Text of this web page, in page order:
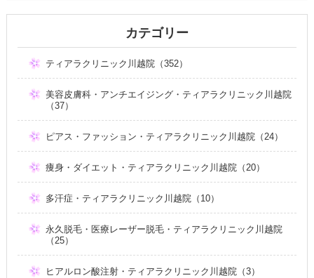
カテゴリー
ティアラクリニック川越院（352）
美容皮膚科・アンチエイジング・ティアラクリニック川越院
（37）
ピアス・ファッション・ティアラクリニック川越院（24）
痩身・ダイエット・ティアラクリニック川越院（20）
多汗症・ティアラクリニック川越院（10）
永久脱毛・医療レーザー脱毛・ティアラクリニック川越院
（25）
ヒアルロン酸注射・ティアラクリニック川越院（3）